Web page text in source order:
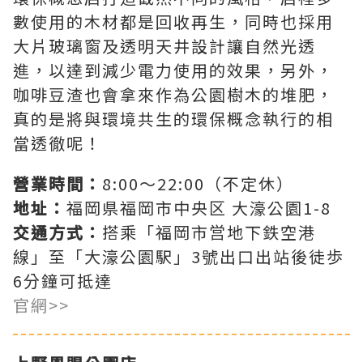
數使用的木材都是回收再生，同時也採用
大片玻璃窗及透明天井設計讓自然光透
進，以達到減少電力使用的效果，另外，
咖啡豆渣也會拿來作為公園樹木的堆肥，
真的是將與環境共生的環保概念執行的相
當透徹呢！
營業時間： 8:00～22:00（不定休）
地址： 福岡県福岡市中央区 大濠公園1-8
交通方式： 搭乘「福岡市営地下鉄空港
線」至「大濠公園駅」3號出口出站後徒歩
6分鐘可抵達
官網>>